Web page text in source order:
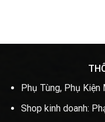
Phụ Tùng, Phụ
Shop kinh doanh: